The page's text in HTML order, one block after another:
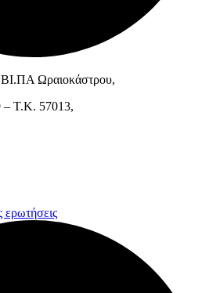
Ωραιοκάστρου,
– Τ.Κ. 57013,
ερωτήσεις